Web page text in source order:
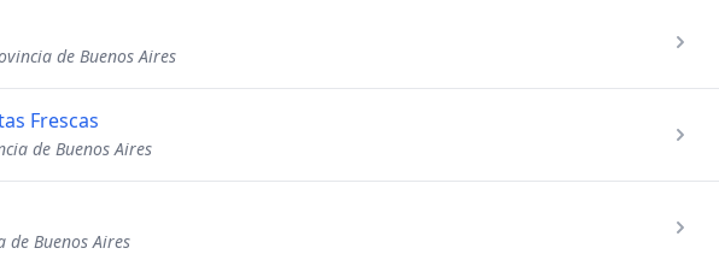
de Buenos Aires
Frescas
de Buenos Aires
de Buenos Aires